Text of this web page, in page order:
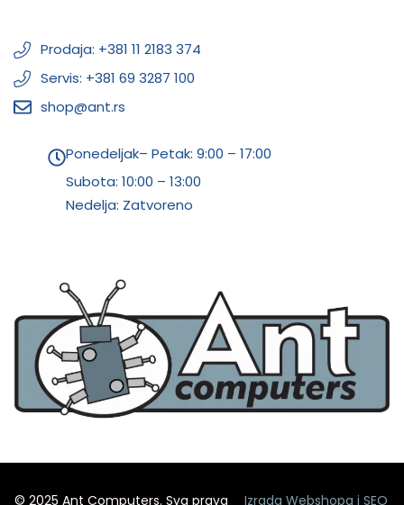
Prodaja: +381 11 2183 374
Servis: +381 69 3287 100
shop@ant.rs
Ponedeljak– Petak: 9:00 – 17:00
Subota: 10:00 – 13:00
Nedelja: Zatvoreno
© 2025 Ant Computers. Sva prava Izrada Webshopa iSEO